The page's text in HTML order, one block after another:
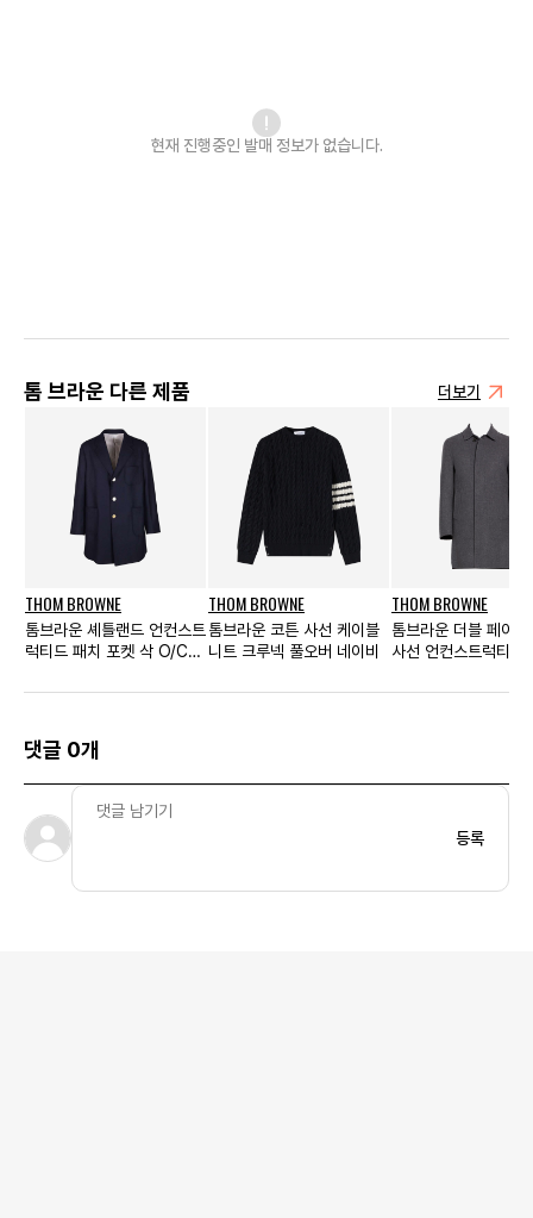
현재 진행중인 발매 정보가 없습니다.
톰 브라운 다른 제품 더보기
THOM BROWNE
톰브라운 셰틀랜드 언컨스트
럭티드 패치 포켓 삭 O/C
THOM BROWNE
톰브라운 코튼 사선 케이블
니트 크루넥 풀오버 네이비
THOM BROWNE
톰브라운 더블 페이
사선 언컨스트럭티드
레이
댓글 0개
등록